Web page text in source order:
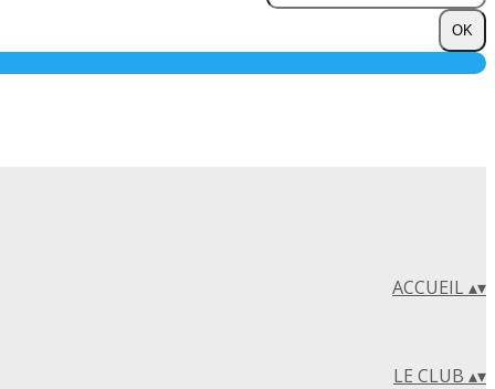
OK
ACCUEIL ▴▾
LE CLUB ▴▾